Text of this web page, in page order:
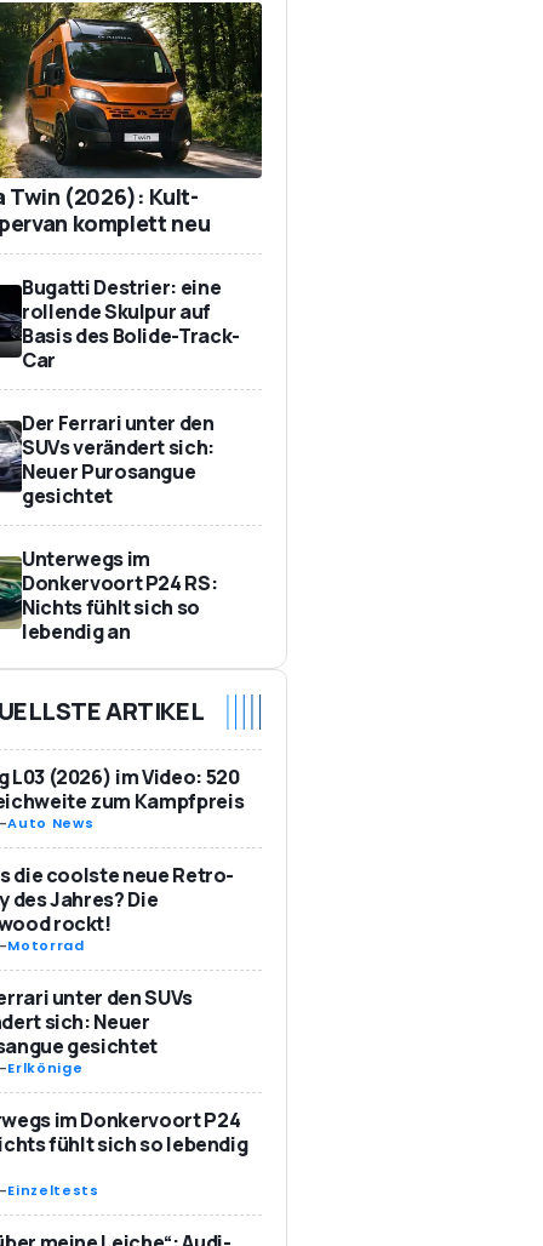
Twin (2026): Kult-
komplett neu
Bugatti Destrier: eine
rollende Skulpur auf
Basis des Bolide-Track-
Car
Der Ferrari unter den
SUVs verändert sich:
Neuer Purosangue
gesichtet
Unterwegs im
Donkervoort P24 RS:
Nichts fühlt sich so
lebendig an
ARTIKEL
L03 (2026) im Video: 520
zum Kampfpreis
-Auto News
die coolste neue Retro-
des Jahres? Die
rockt!
-Motorrad
unter den SUVs
sich: Neuer
gesichtet
-Erlkönige
im Donkervoort P24
fühlt sich so lebendig
-Einzeltests